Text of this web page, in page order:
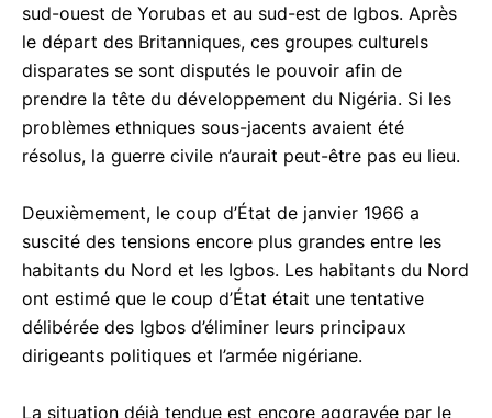
sud-ouest de Yorubas et au sud-est de Igbos. Après
le départ des Britanniques, ces groupes culturels
disparates se sont disputés le pouvoir afin de
prendre la tête du développement du Nigéria. Si les
problèmes ethniques sous-jacents avaient été
résolus, la guerre civile n’aurait peut-être pas eu lieu.
Deuxièmement, le coup d’État de janvier 1966 a
suscité des tensions encore plus grandes entre les
habitants du Nord et les Igbos. Les habitants du Nord
ont estimé que le coup d’État était une tentative
délibérée des Igbos d’éliminer leurs principaux
dirigeants politiques et l’armée nigériane.
La situation déjà tendue est encore aggravée par le